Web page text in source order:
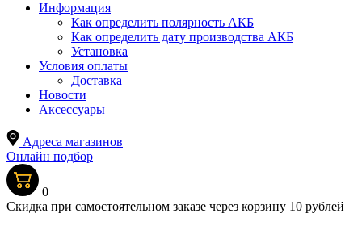
Информация
Как определить полярность АКБ
Как определить дату производства АКБ
Установка
Условия оплаты
Доставка
Новости
Аксессуары
Адреса магазинов
Онлайн подбор
0
Скидка при самостоятельном заказе через корзину 10 рублей